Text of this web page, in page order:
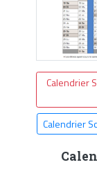
Calendrier
Calendrier